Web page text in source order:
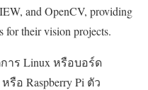
and OpenCV, providing
for their vision projects.
าร Linux หรือบอร์ด
รือ Raspberry Pi ตัว